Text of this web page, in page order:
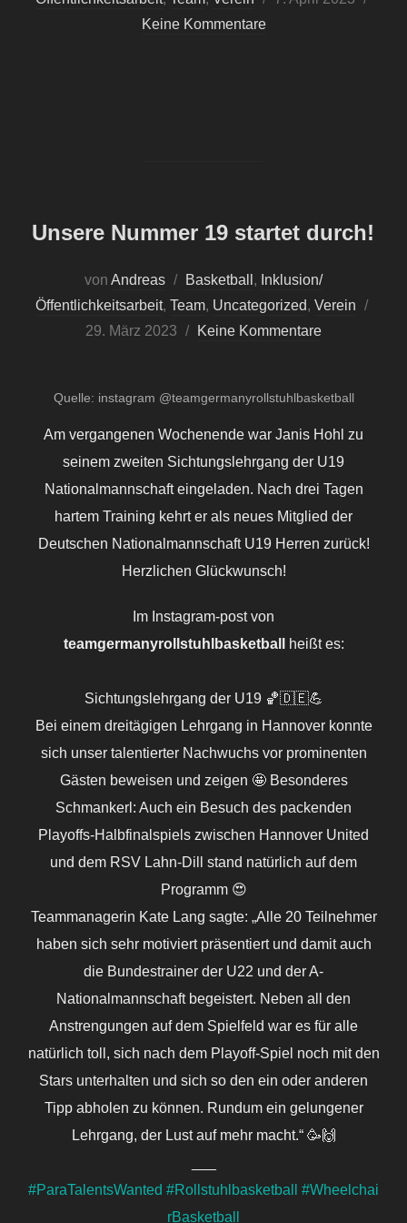
Keine Kommentare
Unsere Nummer 19 startet durch!
von Andreas Basketball , Inklusion/
Öffentlichkeitsarbeit, Team, Uncategorized, Verein
29. März 2023 Keine Kommentare
Quelle: instagram @teamgermanyrollstuhlbasketball
Am vergangenen Wochenende war Janis Hohl zu
seinem zweiten Sichtungslehrgang der U19
Nationalmannschaft eingeladen. Nach drei Tagen
hartem Training kehrt er als neues Mitglied der
Deutschen Nationalmannschaft U19 Herren zurück!
Herzlichen Glückwunsch!
Im Instagram-post von
teamgermanyrollstuhlbasketball
heißt es:
Sichtungslehrgang der U19 🏀🇩🇪💪
Bei einem dreitägigen Lehrgang in Hannover konnte
sich unser talentierter Nachwuchs vor prominenten
Gästen beweisen und zeigen 🤩 Besonderes
Schmankerl: Auch ein Besuch des packenden
Playoffs-Halbfinalspiels zwischen Hannover United
und dem RSV Lahn-Dill stand natürlich auf dem
Programm 😍
Teammanagerin Kate Lang sagte: „Alle 20 Teilnehmer
haben sich sehr motiviert präsentiert und damit auch
die Bundestrainer der U22 und der A-
Nationalmannschaft begeistert. Neben all den
Anstrengungen auf dem Spielfeld war es für alle
natürlich toll, sich nach dem Playoff-Spiel noch mit den
Stars unterhalten und sich so den ein oder anderen
Tipp abholen zu können. Rundum ein gelungener
Lehrgang, der Lust auf mehr macht.“ 🥳🙌
#ParaTalentsWanted #Rollstuhlbasketball
#Wheelchai
rBasketball